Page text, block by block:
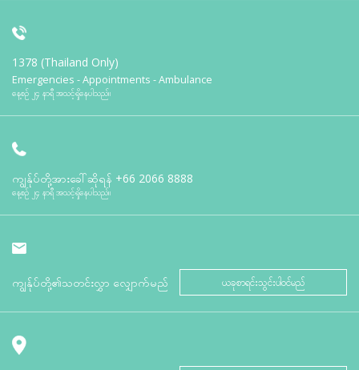
1378 (Thailand Only)
Emergencies - Appointments - Ambulance
နေ့စဉ် ၂၄ နာရီ အသင့်ရှိနေပါသည်။
ကျွန်ုပ်တို့အားခေါ်ဆိုရန် +66 2066 8888
နေ့စဉ် ၂၄ နာရီ အသင့်ရှိနေပါသည်။
ကျွန်ုပ်တို့၏သတင်းလွှာ လျှောက်မည် ယခုစာရင်းသွင်းပါဝင်မည်